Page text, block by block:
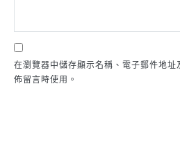
在瀏覽器中儲存顯示名稱、電子郵件地
佈留言時使用。